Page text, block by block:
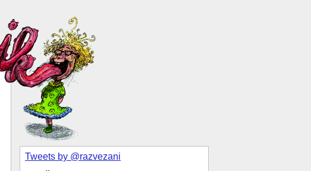
Tweets by @razvezani